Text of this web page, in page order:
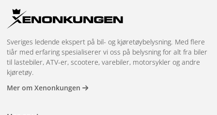
Sveriges ledende ekspert på bil- og kjøretøybelysning. Med flere
tiår med erfaring spesialiserer vi oss på belysning for alt fra biler
til lastebiler, ATV-er, scootere, varebiler, motorsykler og andre
kjøretøy.
Mer om Xenonkungen